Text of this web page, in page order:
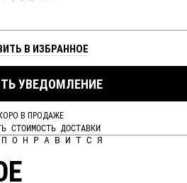
В ИЗБРАННОЕ
УВЕДОМЛЕНИЕ
В ПРОДАЖЕ
СТОИМОСТЬ ДОСТАВКИ